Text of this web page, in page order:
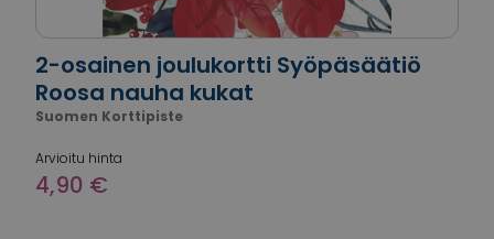
2-osainen joulukortti Syöpäsäätiö
Roosa nauha kukat
Suomen Korttipiste
Arvioitu hinta
4,90 €